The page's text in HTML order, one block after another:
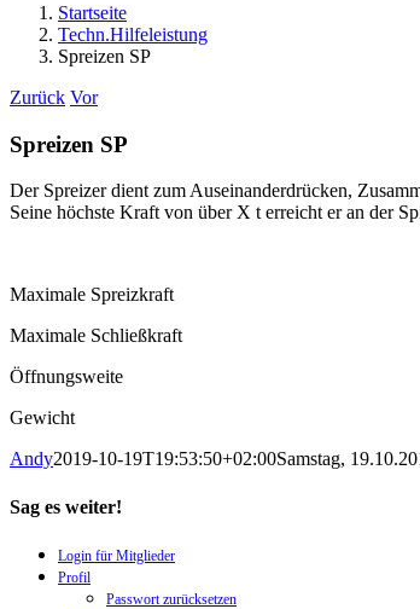
Startseite
Techn.Hilfeleistung
Spreizen SP
Zurück Vor
Spreizen SP
Der Spreizer dient zum Auseinanderdrücken,
Seine höchste Kraft von über X t erreicht er an der
Maximale Spreizkraft
Maximale Schließkraft
Öffnungsweite
Gewicht
Andy2019-10-19T19:53:50+02:00Samstag,
Sag es weiter!
Facebook
WhatsApp
Pinterest
Mail
Login für Mitglieder
Profil
Passwort zurücksetzen